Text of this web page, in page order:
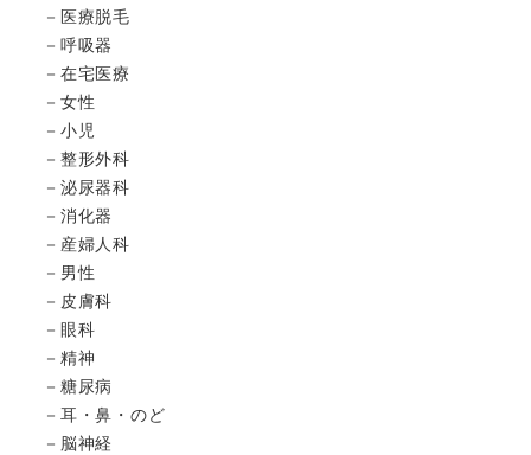
医療脱毛
呼吸器
在宅医療
女性
小児
整形外科
泌尿器科
消化器
産婦人科
男性
皮膚科
眼科
精神
糖尿病
耳・鼻・のど
脳神経